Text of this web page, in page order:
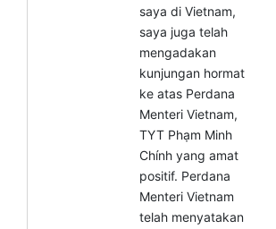
saya di Vietnam,
saya juga telah
mengadakan
kunjungan hormat
ke atas Perdana
Menteri Vietnam,
TYT Phạm Minh
Chính yang amat
positif. Perdana
Menteri Vietnam
telah menyatakan